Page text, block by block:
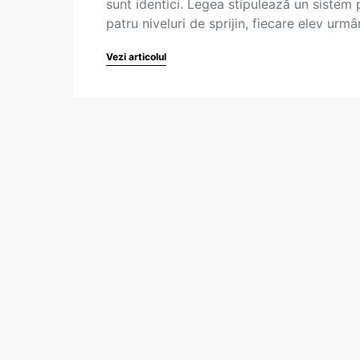
sunt identici. Legea stipulează un sistem
patru niveluri de sprijin, fiecare elev
Vezi articolul